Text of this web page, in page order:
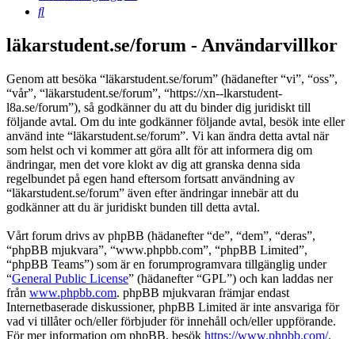
Sök
läkarstudent.se/forum - Användarvillkor
Genom att besöka “läkarstudent.se/forum” (hädanefter “vi”, “oss”,
“vår”, “läkarstudent.se/forum”, “https://xn--lkarstudent-
l8a.se/forum”), så godkänner du att du binder dig juridiskt till
följande avtal. Om du inte godkänner följande avtal, besök inte eller
använd inte “läkarstudent.se/forum”. Vi kan ändra detta avtal när
som helst och vi kommer att göra allt för att informera dig om
ändringar, men det vore klokt av dig att granska denna sida
regelbundet på egen hand eftersom fortsatt användning av
“läkarstudent.se/forum” även efter ändringar innebär att du
godkänner att du är juridiskt bunden till detta avtal.
Vårt forum drivs av phpBB (hädanefter “de”, “dem”, “deras”,
“phpBB mjukvara”, “www.phpbb.com”, “phpBB Limited”,
“phpBB Teams”) som är en forumprogramvara tillgänglig under
“General Public License” (hädanefter “GPL”) och kan laddas ner
från www.phpbb.com. phpBB mjukvaran främjar endast
Internetbaserade diskussioner, phpBB Limited är inte ansvariga för
vad vi tillåter och/eller förbjuder för innehåll och/eller uppförande.
För mer information om phpBB, besök https://www.phpbb.com/.